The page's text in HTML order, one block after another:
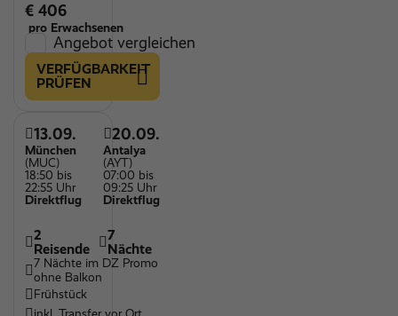
€ 406
pro Erwachsenen
Angebot vergleichen
VERFÜGBARKEIT
PRÜFEN
13.09.
München
(MUC)
18:50 bis
22:55 Uhr
Direktflug
20.09.
Antalya
(AYT)
07:00 bis
09:25 Uhr
Direktflug
2
Reisende
7
Nächte
7 Nächte im DZ Promo
ohne Balkon
Frühstück